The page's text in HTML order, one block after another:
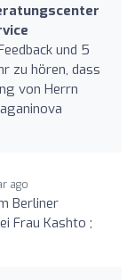
und 5
zu hören, dass
von Herrn
ago
Berliner
Frau Kashto ;